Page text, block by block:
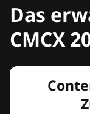
Das
CMCX